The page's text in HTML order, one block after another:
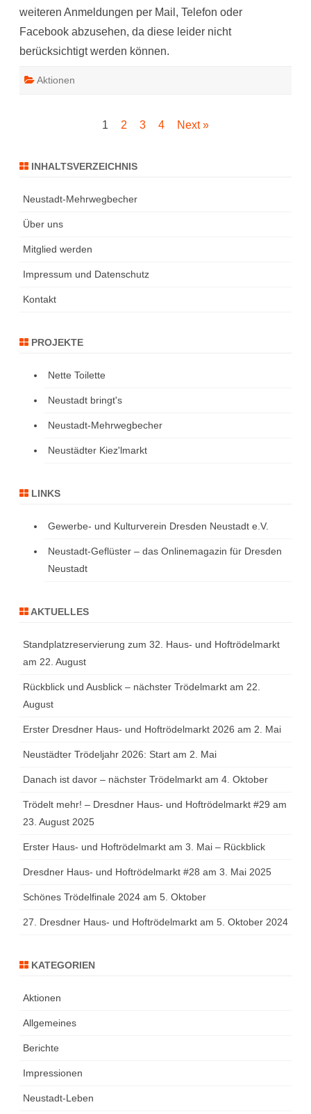
weiteren Anmeldungen per Mail, Telefon oder
Facebook abzusehen, da diese leider nicht
berücksichtigt werden können.
Aktionen
Seitennummerierung
Beiträge
1 2 3 4 Next »
INHALTSVERZEICHNIS
Neustadt-Mehrwegbecher
Über uns
Mitglied werden
Impressum und Datenschutz
Kontakt
PROJEKTE
Nette Toilette
Neustadt bringt's
Neustadt-Mehrwegbecher
Neustädter Kiez'lmarkt
LINKS
Gewerbe- und Kulturverein Dresden Neustadt e.V.
Neustadt-Geflüster – das Onlinemagazin für Dresden
Neustadt
AKTUELLES
Standplatzreservierung zum 32. Haus- und Hoftrödelmarkt
am 22. August
Rückblick und Ausblick – nächster Trödelmarkt am 22.
August
Erster Dresdner Haus- und Hoftrödelmarkt 2026 am 2. Mai
Neustädter Trödeljahr 2026: Start am 2. Mai
Danach ist davor – nächster Trödelmarkt am 4. Oktober
Trödelt mehr! – Dresdner Haus- und Hoftrödelmarkt #29 am
23. August 2025
Erster Haus- und Hoftrödelmarkt am 3. Mai – Rückblick
Dresdner Haus- und Hoftrödelmarkt #28 am 3. Mai 2025
Schönes Trödelfinale 2024 am 5. Oktober
27. Dresdner Haus- und Hoftrödelmarkt am 5. Oktober 2024
KATEGORIEN
Aktionen
Allgemeines
Berichte
Impressionen
Neustadt-Leben